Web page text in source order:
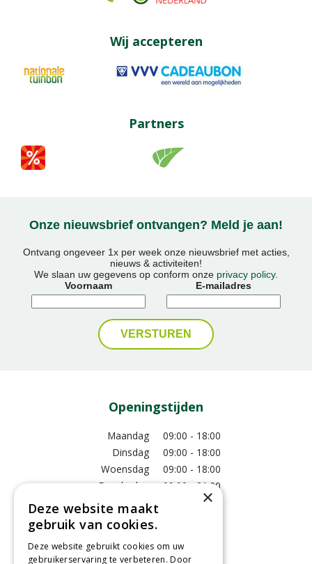
Wij accepteren
Partners
Onze nieuwsbrief ontvangen? Meld je aan!
Ontvang ongeveer 1x per week onze nieuwsbrief met acties,
nieuws & activiteiten!
We slaan uw gegevens op conform onze privacy policy.
Voornaam
E-mailadres
Openingstijden
Maandag
09:00 - 18:00
Dinsdag
09:00 - 18:00
Woensdag
09:00 - 18:00
Donderdag
09:00 - 21:00
Vrijdag
09:00 - 18:00
Zaterdag
Toon alle openingstijden
×
Deze website maakt
gebruik van cookies.
Deze website gebruikt cookies om uw
gebruikerservaring te verbeteren. Door